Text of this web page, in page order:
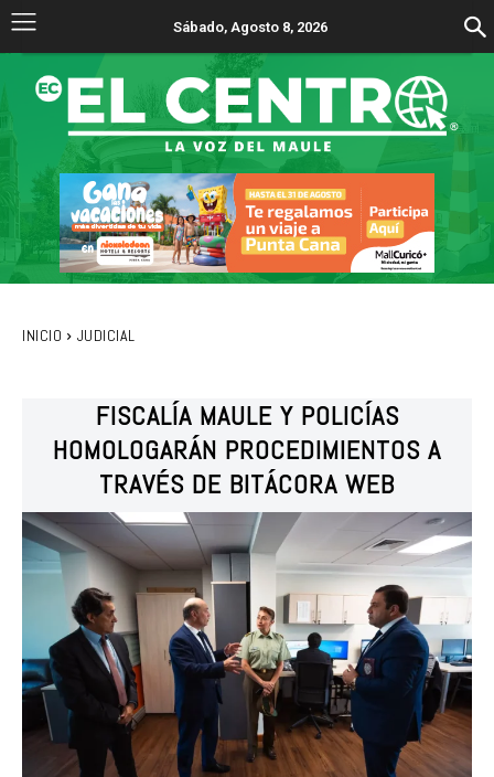
Sábado, Agosto 8, 2026
INICIO JUDICIAL
FISCALÍA MAULE Y POLICÍAS
HOMOLOGARÁN PROCEDIMIENTOS A
TRAVÉS DE BITÁCORA WEB